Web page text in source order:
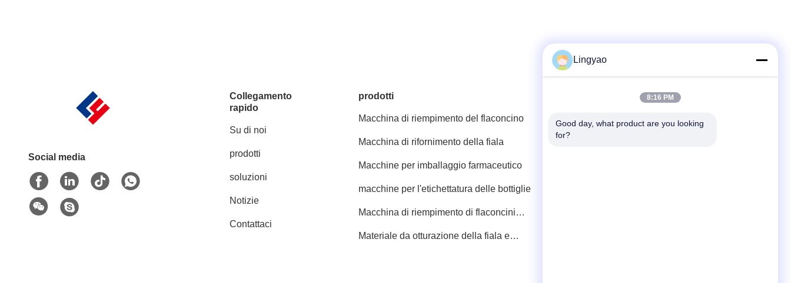
Social media
Collegamento
rapido
Su di noi
prodotti
soluzioni
Notizie
Contattaci
prodotti
Macchina di riempimento del flaconcino
Macchina di rifornimento della fiala
Macchine per imballaggio farmaceutico
macchine per l'etichettatura delle bottiglie
Macchina di riempimento di flaconcini
Materiale da otturazione della fiala e
Contatto rapido
Telefono
Lingyao
8:16 PM
Good day, what product are you looking
for?